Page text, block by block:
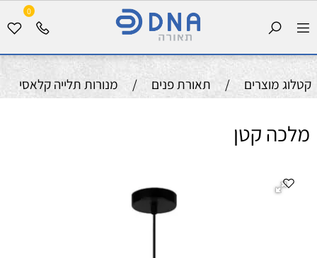
0
קטלוג מוצרים / תאורת פנים / מנורות תלייה קלאסי
מלכה קטן